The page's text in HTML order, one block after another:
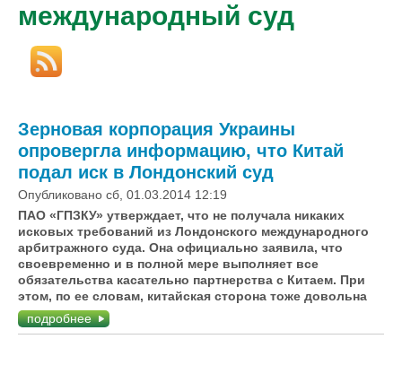
международный суд
Зерновая корпорация Украины
опровергла информацию, что Китай
подал иск в Лондонский суд
Опубликовано сб, 01.03.2014 12:19
ПАО «ГПЗКУ» утверждает, что не получала никаких
исковых требований из Лондонского международного
арбитражного суда. Она официально заявила, что
своевременно и в полной мере выполняет все
обязательства касательно партнерства с Китаем. При
этом, по ее словам, китайская сторона тоже довольна
подробнее